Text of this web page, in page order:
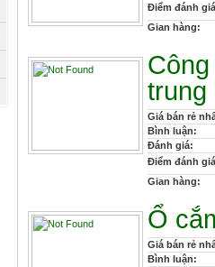
Điểm đánh
Gian hàng:
trung
Giá bán rẻ
Bình luận:
Đánh giá:
Điểm đánh
Gian hàng:
Ổ
Giá bán rẻ
Bình luận: